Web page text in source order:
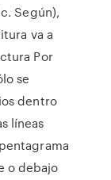
Según),
va a
Por
se
dentro
líneas
o debajo